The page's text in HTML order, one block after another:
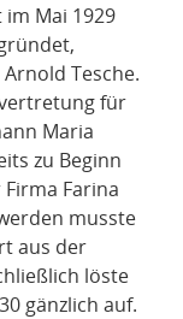
Mai 1929
Tesche.
für
Maria
zu Beginn
Farina
musste
aus der
löste
gänzlich auf.